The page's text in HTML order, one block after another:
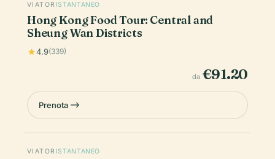
VIATOR ISTANTANEO
Hong Kong Food Tour: Central and
Sheung Wan Districts
4.9(339)
da €91.20
Prenota
VIATOR ISTANTANEO